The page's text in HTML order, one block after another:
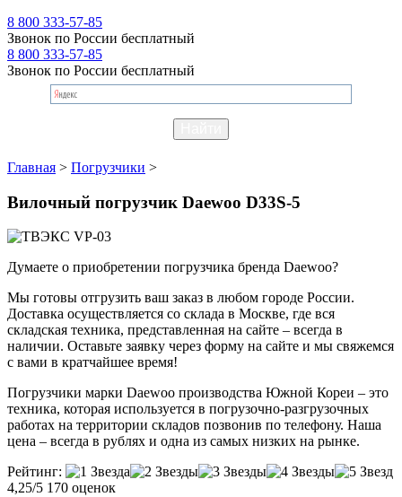
8 800 333-57-85
Звонок по России бесплатный
8 800 333-57-85
Звонок по России бесплатный
Главная > Погрузчики >
Вилочный погрузчик Daewoo D33S-5
Думаете о приобретении погрузчика бренда Daewoo?
Мы готовы отгрузить ваш заказ в любом городе России.
Доставка осуществляется со склада в Москве, где вся
складская техника, представленная на сайте – всегда в
наличии. Оставьте заявку через форму на сайте и мы свяжемся
с вами в кратчайшее время!
Погрузчики марки Daewoo производства Южной Кореи – это
техника, которая используется в погрузочно-разгрузочных
работах на территории складов позвонив по телефону. Наша
цена – всегда в рублях и одна из самых низких на рынке.
Рейтинг:
4,25/5 170 оценок